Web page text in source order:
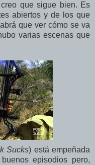
que sigue bien. Es
abiertos y de los que
que ver cómo se va
varias escenas que
Sucks) está empeñada
episodios pero,